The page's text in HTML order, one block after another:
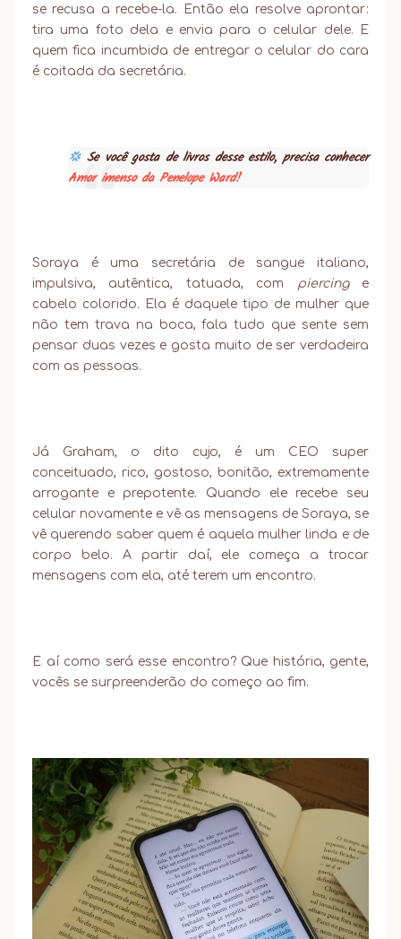
se recusa a recebe-la. Então ela resolve aprontar:
tira uma foto dela e envia para o celular dele. E
quem fica incumbida de entregar o celular do cara
é coitada da secretária.
💢 Se você gosta de livros desse estilo, precisa conhecer
Amor imenso da Penelope Ward!
Soraya é uma secretária de sangue italiano,
impulsiva, autêntica, tatuada, com piercing e
cabelo colorido. Ela é daquele tipo de mulher que
não tem trava na boca, fala tudo que sente sem
pensar duas vezes e gosta muito de ser verdadeira
com as pessoas.
Já Graham, o dito cujo, é um CEO super
conceituado, rico, gostoso, bonitão, extremamente
arrogante e prepotente. Quando ele recebe seu
celular novamente e vê as mensagens de Soraya, se
vê querendo saber quem é aquela mulher linda e de
corpo belo. A partir daí, ele começa a trocar
mensagens com ela, até terem um encontro.
E aí como será esse encontro? Que história, gente,
vocês se surpreenderão do começo ao fim.